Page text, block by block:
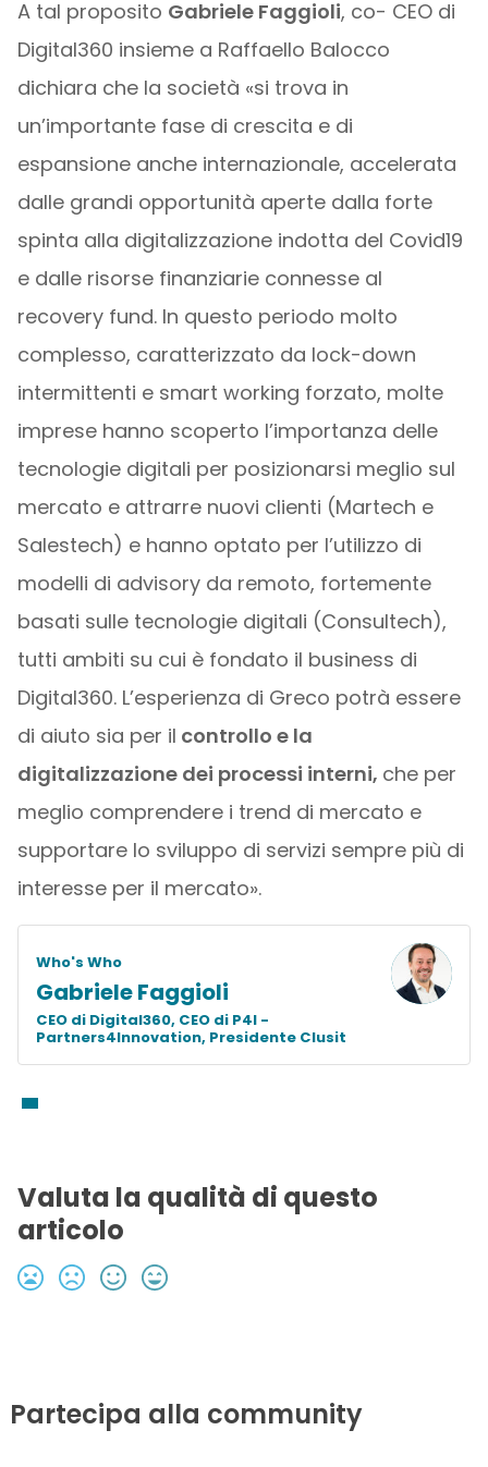
A tal proposito Gabriele Faggioli, co- CEO di
Digital360 insieme a Raffaello Balocco
dichiara che la società «si trova in
un’importante fase di crescita e di
espansione anche internazionale, accelerata
dalle grandi opportunità aperte dalla forte
spinta alla digitalizzazione indotta del Covid19
e dalle risorse finanziarie connesse al
recovery fund. In questo periodo molto
complesso, caratterizzato da lock-down
intermittenti e smart working forzato, molte
imprese hanno scoperto l’importanza delle
tecnologie digitali per posizionarsi meglio sul
mercato e attrarre nuovi clienti (Martech e
Salestech) e hanno optato per l’utilizzo di
modelli di advisory da remoto, fortemente
basati sulle tecnologie digitali (Consultech),
tutti ambiti su cui è fondato il business di
Digital360. L’esperienza di Greco potrà essere
di aiuto sia per il controllo e la
digitalizzazione dei processi interni, che per
meglio comprendere i trend di mercato e
supportare lo sviluppo di servizi sempre più di
interesse per il mercato».
Who's Who
Gabriele Faggioli
CEO di Digital360, CEO di P4I -
Partners4Innovation, Presidente Clusit
Valuta la qualità di questo
articolo
Partecipa alla community